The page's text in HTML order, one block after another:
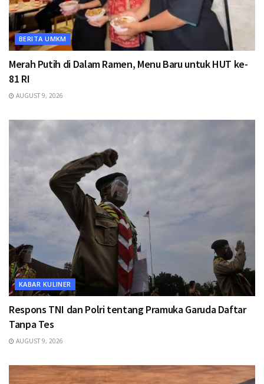
BERITA UMKM
Merah Putih di Dalam Ramen, Menu Baru untuk HUT ke-
81 RI
AUGUST 9, 2026
KABAR KULINER
Respons TNI dan Polri tentang Pramuka Garuda Daftar
Tanpa Tes
AUGUST 9, 2026